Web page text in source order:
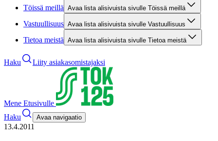
Töissä meillä Avaa lista alisivuista sivulle Töissä meillä
Vastuullisuus Avaa lista alisivuista sivulle Vastuullisuus
Tietoa meistä Avaa lista alisivuista sivulle Tietoa meistä
Haku Liity asiakasomistajaksi
Mene Etusivulle
Haku
Avaa navigaatio
13.4.2011